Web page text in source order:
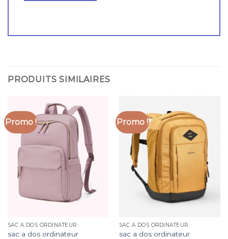
PRODUITS SIMILAIRES
Promo !
SAC A DOS ORDINATEUR
sac a dos ordinateur
Promo !
SAC A DOS ORDINATEUR
sac a dos ordinateur